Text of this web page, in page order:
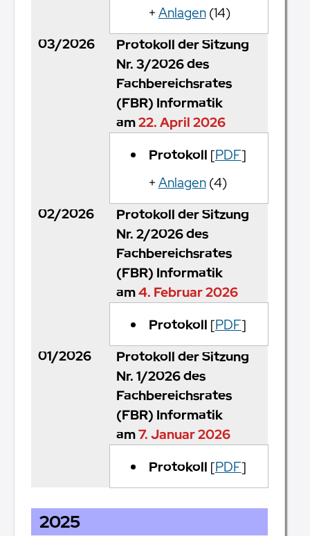
+Anlagen(14)
03/2026
Protokoll der Sitzung
Nr. 3/2026 des
Fachbereichsrates
(FBR) Informatik
am22. April 2026
Protokoll [PDF]
+Anlagen(4)
02/2026
Protokoll der Sitzung
Nr. 2/2026 des
Fachbereichsrates
(FBR) Informatik
am4. Februar 2026
Protokoll [PDF]
01/2026
Protokoll der Sitzung
Nr. 1/2026 des
Fachbereichsrates
(FBR) Informatik
am7. Januar 2026
Protokoll [PDF]
2025